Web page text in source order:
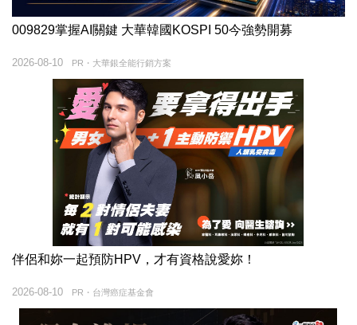
009829掌握AI關鍵 大華韓國KOSPI 50今強勢開募
PR・大華銀全能行銷方案
2026-08-10
伴侶和妳一起預防HPV，才有資格說愛妳！
PR・台灣癌症基金會
2026-08-10